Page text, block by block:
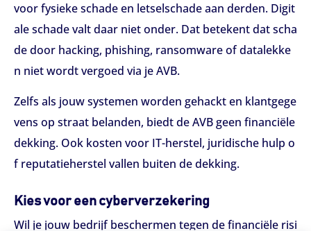
voor fysieke schade en letselschade aan derden. Digit
ale schade valt daar niet onder. Dat betekent dat scha
de door hacking, phishing, ransomware of datalekke
n niet wordt vergoed via je AVB.
Zelfs als jouw systemen worden gehackt en klantgege
vens op straat belanden, biedt de AVB geen financiële
dekking. Ook kosten voor IT-herstel, juridische hulp o
f reputatieherstel vallen buiten de dekking.
Kies voor een cyberverzekering
Wil je jouw bedrijf beschermen tegen de financiële risi